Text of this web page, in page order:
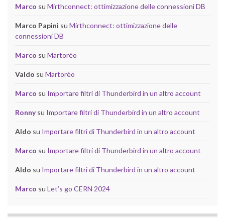
Marco su Mirthconnect: ottimizzazione delle connessioni DB
Marco Papini su Mirthconnect: ottimizzazione delle
connessioni DB
Marco su Martorèo
Valdo su Martorèo
Marco su Importare filtri di Thunderbird in un altro account
Ronnysu Importare filtri di Thunderbird in un altro account
Aldo su Importare filtri di Thunderbird in un altro account
Marco su Importare filtri di Thunderbird in un altro account
Aldo su Importare filtri di Thunderbird in un altro account
Marco su Let’s go CERN 2024